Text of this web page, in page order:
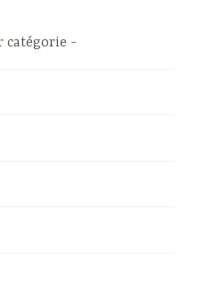
catégorie